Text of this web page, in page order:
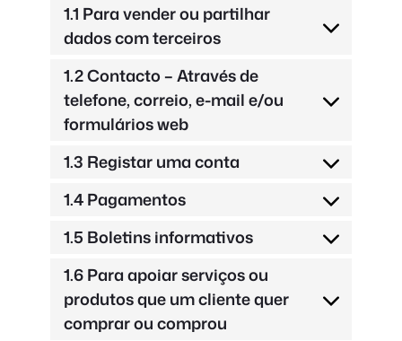
1.1 Para vender ou partilhar
dados com terceiros
1.2 Contacto – Através de
telefone, correio, e-mail e/ou
formulários web
1.3 Registar uma conta
1.4 Pagamentos
1.5 Boletins informativos
1.6 Para apoiar serviços ou
produtos que um cliente quer
comprar ou comprou